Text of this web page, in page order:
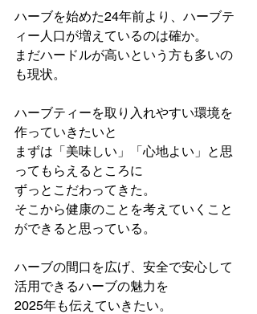
⁡ハーブを始めた24年前より、ハーブテ
ィー人口が増えているのは確か。
まだハードルが高いという方も多いの
も現状。
⁡ハーブティーを取り入れやすい環境を
作っていきたいと
まずは「美味しい」「心地よい」と思
ってもらえるところに
ずっとこだわってきた。
そこから健康のことを考えていくこと
ができると思っている。
⁡ハーブの間口を広げ、安全で安心して
活用できるハーブの魅力を
2025年も伝えていきたい。